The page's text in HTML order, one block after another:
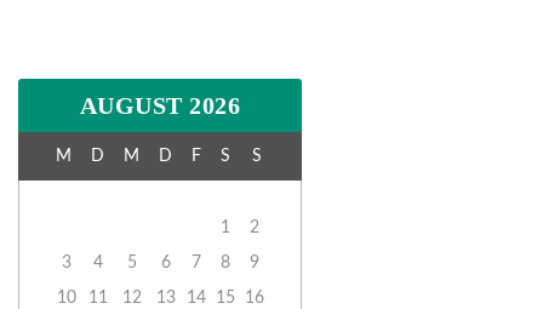
AUGUST 2026
M D M D F S S
1 2
3 4 5 6 7 8 9
10 11 12 13 14 15 16